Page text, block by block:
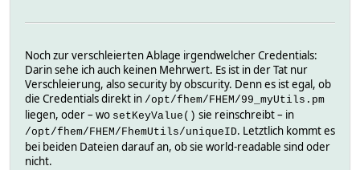
Noch zur verschleierten Ablage irgendwelcher Credentials:
Darin sehe ich auch keinen Mehrwert. Es ist in der Tat nur
Verschleierung, also security by obscurity. Denn es ist egal, ob
die Credentials direkt in /opt/fhem/FHEM/99_myUtils.pm
liegen, oder – wo setKeyValue() sie reinschreibt – in
/opt/fhem/FHEM/FhemUtils/uniqueID. Letztlich kommt es
bei beiden Dateien darauf an, ob sie world-readable sind oder
nicht.